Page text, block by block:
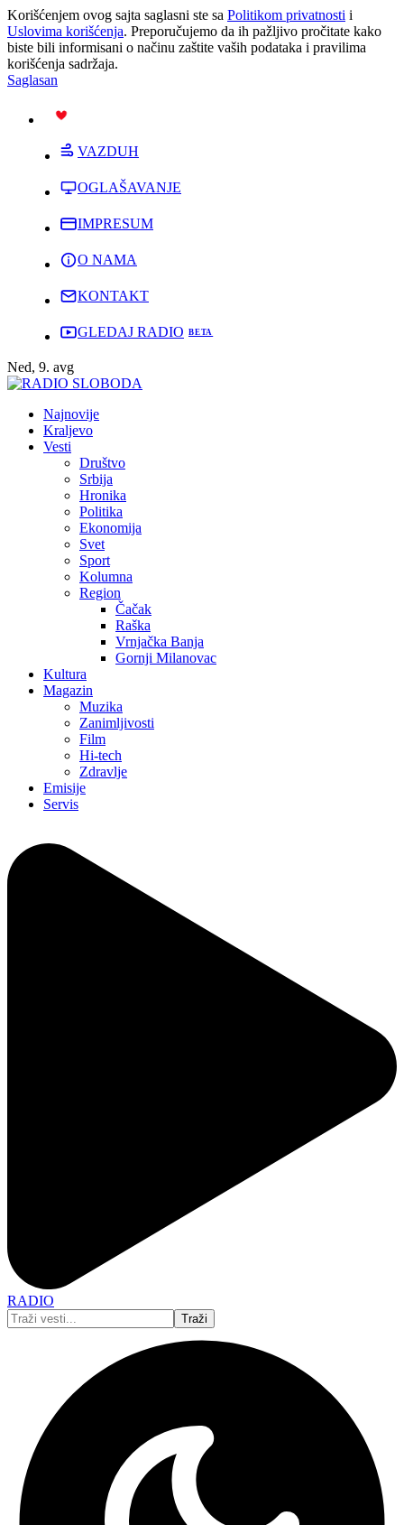
Korišćenjem ovog sajta saglasni ste sa Politikom privatnosti i
Uslovima korišćenja. Preporučujemo da ih pažljivo pročitate kako
biste bili informisani o načinu zaštite vaših podataka i pravilima
korišćenja sadržaja.
Saglasan
VAZDUH
OGLAŠAVANJE
IMPRESUM
O NAMA
KONTAKT
GLEDAJ RADIO
Ned, 9. avg
Najnovije
Kraljevo
Vesti
Društvo
Srbija
Hronika
Politika
Ekonomija
Svet
Sport
Kolumna
Region
Čačak
Raška
Vrnjačka Banja
Gornji Milanovac
Kultura
Magazin
Muzika
Zanimljivosti
Film
Hi-tech
Zdravlje
Emisije
Servis
RADIO